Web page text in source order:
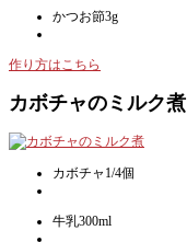
かつお節3g
作り方はこちら
カボチャのミルク煮
カボチャ1/4個
牛乳300ml